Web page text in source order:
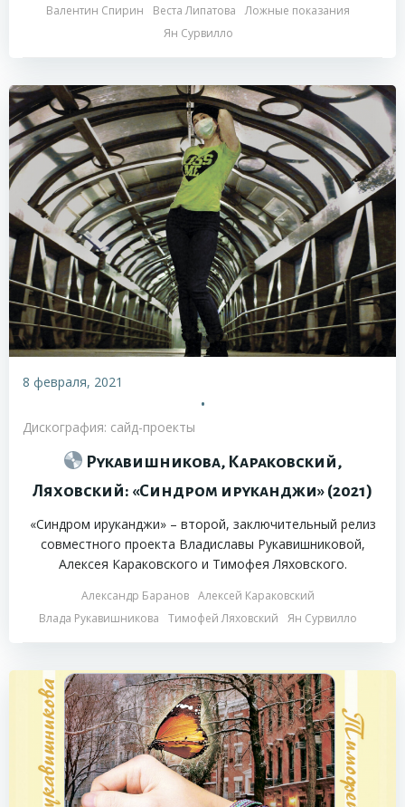
Валентин Спирин
Веста Липатова
Ложные показания
Ян Сурвилло
8 февраля, 2021
•
Дискография: сайд-проекты
Рукавишникова, Караковский,
Ляховский: «Синдром ируканджи» (2021)
«Синдром ируканджи» – второй, заключительный релиз
совместного проекта Владиславы Рукавишниковой,
Алексея Караковского и Тимофея Ляховского.
Александр Баранов Алексей Караковский
Влада Рукавишникова
Тимофей Ляховский Ян Сурвилло